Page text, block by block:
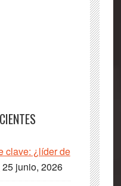
clave: ¿líder de
25 junio, 2026